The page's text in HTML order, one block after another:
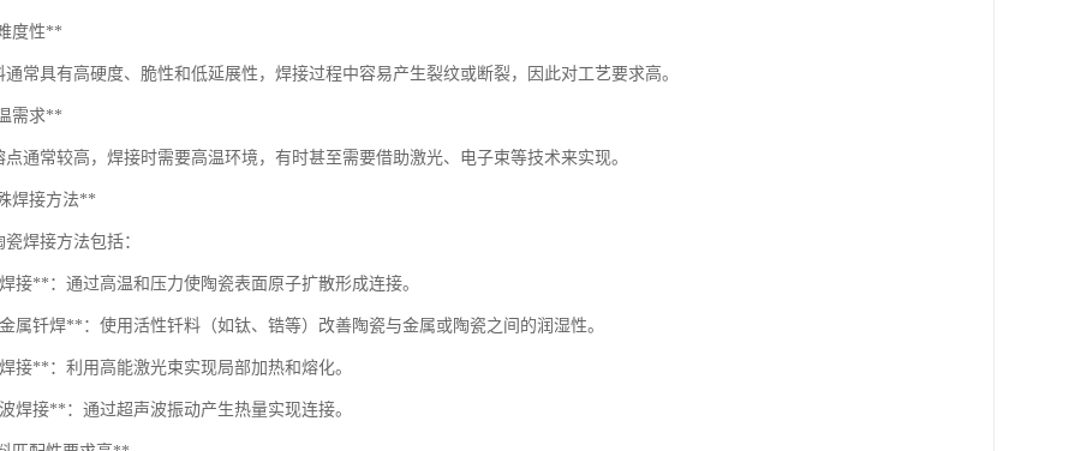
度性**
常具有高硬度、脆性和低延展性，焊接过程中容易产生裂纹或断裂，因此对工艺要求高。
需求**
通常较高，焊接时需要高温环境，有时甚至需要借助激光、电子束等技术来实现。
焊接方法**
焊接方法包括：
**：通过高温和压力使陶瓷表面原子扩散形成连接。
钎焊**：使用活性钎料（如钛、锆等）改善陶瓷与金属或陶瓷之间的润湿性。
**：利用高能激光束实现局部加热和熔化。
接**：通过超声波振动产生热量实现连接。